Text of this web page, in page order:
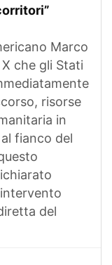
Marco
che gli Stati
risorse
in
al fianco del
del